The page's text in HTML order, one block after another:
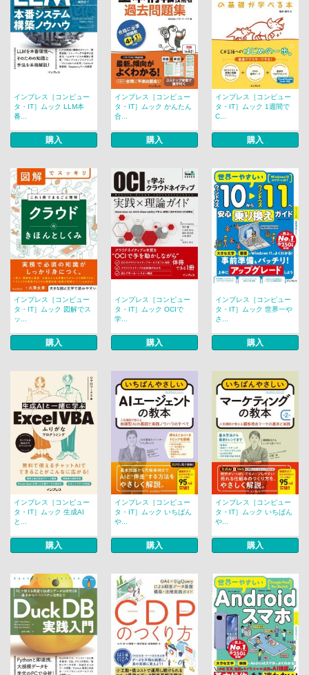
インプレス［コンピュー
タ・IT］ムック LLM本
番...
購入
インプレス［コンピュー
タ・IT］ムック かんたん
合...
購入
インプレス［コンピュー
タ・IT］ムック 1週間で
C...
購入
インプレス［コンピュー
タ・IT］ムック 図解でス
ッ...
購入
インプレス［コンピュー
タ・IT］ムック OCIで
学...
購入
インプレス［コンピュー
タ・IT］ムック 世界一や
さ...
購入
インプレス［コンピュー
タ・IT］ムック 生成AI
と...
購入
インプレス［コンピュー
タ・IT］ムック いちばん
や...
購入
インプレス［コンピュー
タ・IT］ムック いちばん
や...
購入